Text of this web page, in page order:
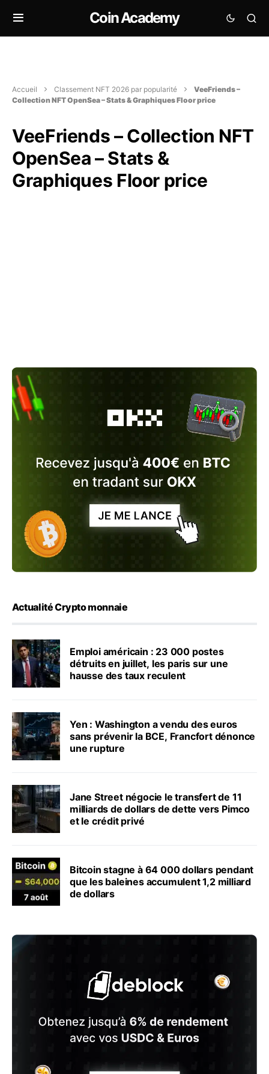
Coin Academy
Accueil Classement NFT 2026 par popularité
VeeFriends –
Collection NFT OpenSea – Stats & Graphiques Floor price
VeeFriends – Collection NFT
OpenSea – Stats &
Graphiques Floor price
Actualité Crypto monnaie
Emploi américain : 23 000 postes
détruits en juillet, les paris sur une
hausse des taux reculent
Yen : Washington a vendu des euros
sans prévenir la BCE, Francfort dénonce
une rupture
Jane Street négocie le transfert de 11
milliards de dollars de dette vers Pimco
et le crédit privé
Bitcoin stagne à 64 000 dollars pendant
que les baleines accumulent 1,2 milliard
de dollars